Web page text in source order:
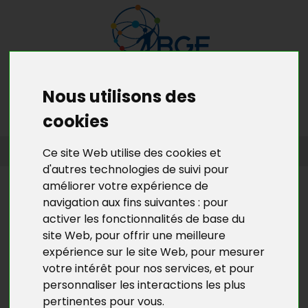
Nous utilisons des
cookies
Ce site Web utilise des cookies et
d'autres technologies de suivi pour
améliorer votre expérience de
navigation aux fins suivantes : pour
activer les fonctionnalités de base du
site Web, pour offrir une meilleure
expérience sur le site Web, pour mesurer
votre intérêt pour nos services,et pour
personnaliser les interactions les plus
pertinentes pour vous.
MENU MON RDV GRATUIT
D’ENTREPRISES EN YVELINES
L’ACTU DE BGE YVELINES
FORUM "ENTREPRENDRE AU
FÉMININ" À MANTES-LA-JOLIE
La ville de Mantes-la-Jolie organise ce jeudi 20
novembreaprès-midiun forum : « entreprendre au